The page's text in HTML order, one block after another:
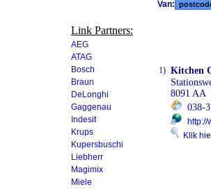
Link Partners:
AEG
ATAG
Bosch
Braun
DeLonghi
Gaggenau
Indesit
Krups
Kupersbuschi
Liebherr
Magimix
Miele
Van:
1) Kitchen
8091 AA
038-
http://
Klik